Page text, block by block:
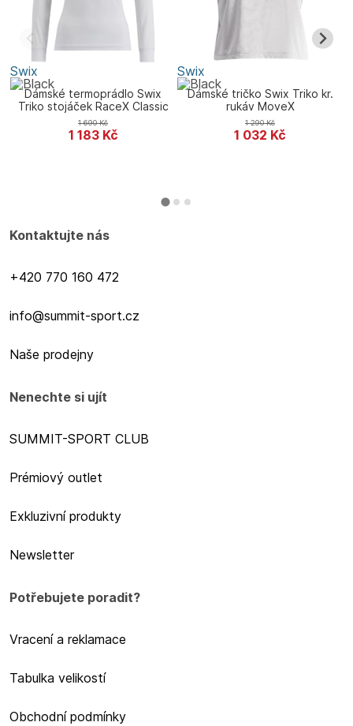
Swix
Dámské termoprádlo Swix
Triko stojáček RaceX Classic
Wind
1 183 Kč
1 690Kč
Swix
Dámské tričko Swix Triko kr.
rukáv MoveX
1 032 Kč
1 290Kč
Kontaktujte nás
+420 770 160 472
info@summit-sport.cz
Naše prodejny
Nenechte si ujít
SUMMIT-SPORT CLUB
Prémiový outlet
Exkluzivní produkty
Newsletter
Potřebujete poradit?
Vracení a reklamace
Tabulka velikostí
Obchodní podmínky